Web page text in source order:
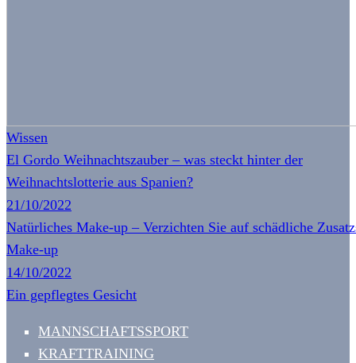
Wissen
El Gordo Weihnachtszauber – was steckt hinter der
Weihnachtslotterie aus Spanien?
21/10/2022
Natürliches Make-up – Verzichten Sie auf schädliche
Make-up
14/10/2022
Ein gepflegtes Gesicht
MANNSCHAFTSSPORT
KRAFTTRAINING